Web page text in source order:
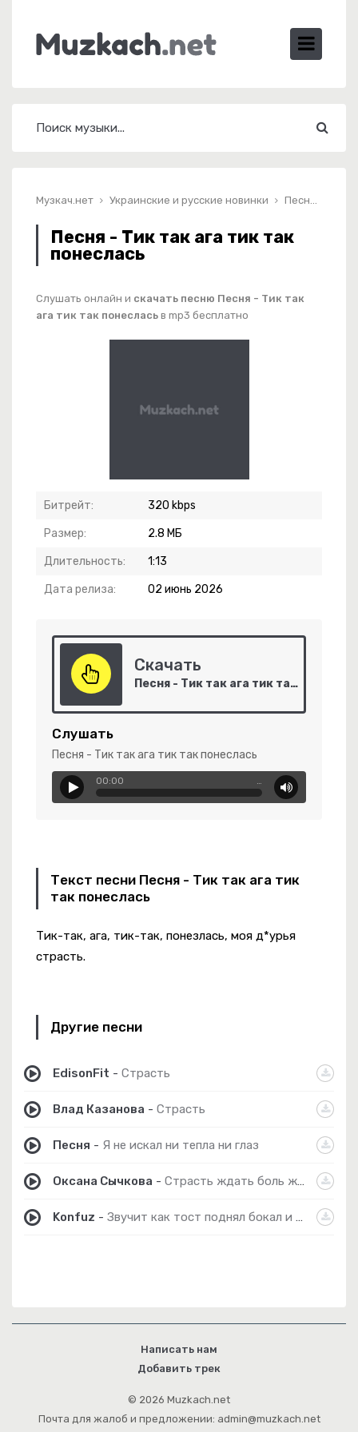
Музкач.нет Украинские и русские новинки Песня - Тик так ага тик так понеслась
Песня - Тик так ага тик так
понеслась
Слушать онлайн и скачать песню Песня - Тик так
ага тик так понеслась в mp3 бесплатно
Битрейт: 320 kbps
Размер: 2.8 МБ
Длительность: 1:13
Дата релиза: 02 июнь 2026
Скачать
Песня - Тик так ага тик так понеслась
Слушать
Песня - Тик так ага тик так понеслась
00:00 …
Текст песни Песня - Тик так ага тик
так понеслась
Тик-так, ага, тик-так, понезлась, моя д*урья
страсть.
Другие песни
EdisonFit - Страсть
Влад Казанова - Страсть
Песня - Я не искал ни тепла ни глаз
Оксана Сычкова - Страсть ждать боль жить любить
Konfuz - Звучит как тост поднял бокал и за любовь и понеслась
Написать нам
Добавить трек
© 2026 Muzkach.net
Почта для жалоб и предложении: admin@muzkach.net
-В Зеркальной Глубине